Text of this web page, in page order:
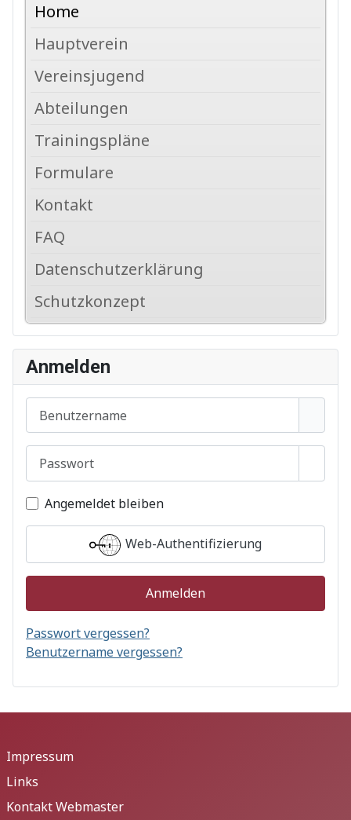
Home
Hauptverein
Vereinsjugend
Abteilungen
Trainingspläne
Formulare
Kontakt
FAQ
Datenschutzerklärung
Schutzkonzept
Anmelden
Angemeldet bleiben
Web-Authentifizierung
Anmelden
Passwort vergessen?
Benutzername vergessen?
Impressum
Links
Kontakt Webmaster